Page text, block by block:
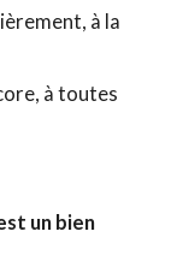
à la
à toutes
un bien